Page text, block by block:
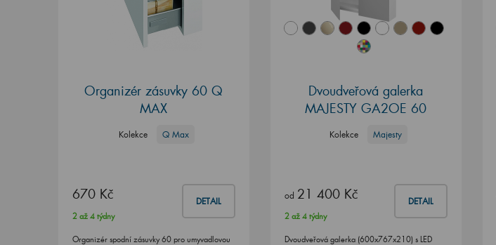
Organizér zásuvky 60 Q
MAX
Kolekce Q Max
670 Kč DETAIL
2 až 4 týdny
Organizér spodní zásuvky 60 pro umyvadlovou
Dvoudveřová galerka
MAJESTY GA2OE 60
Kolekce Majesty
od 21 400 Kč DETAIL
2 až 4 týdny
Dvoudveřová galerka (600x767x210) s LED